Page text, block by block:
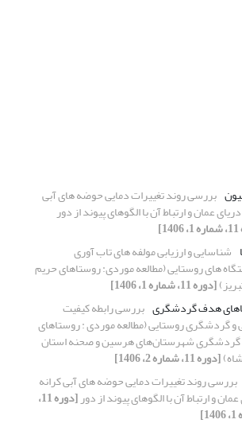
بررسی روند تغییرات دمایی حوضه های آبی
عمان و ارتباط آن با الگوهای پیوند از دور
شناسایی و ارزیابی مولفه های تاب آوری
های روستایی (مطالعه موردی: روستاهای حریم
[دوره 11، شماره 1، 1406]
هدف گردشگری بررسی رابطه کیفیت
و گردشگری روستایی (مطالعه موردی : روستاهای
شهرستان‌های هرسین و صحنه استان
[دوره 11، شماره 2، 1406]
بررسی روند تغییرات دمایی حوضه های آبی کرانه
و ارتباط آن با الگوهای پیوند از دور [دوره 11،